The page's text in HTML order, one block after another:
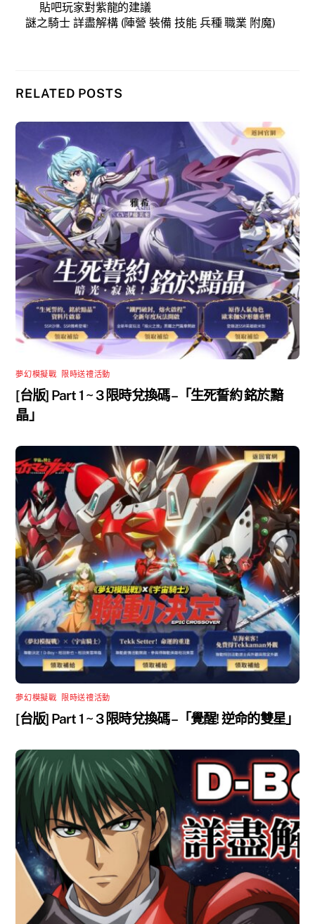
貼吧玩家對紫龍的建議
謎之騎士 詳盡解構 (陣營 裝備 技能 兵種 職業 附魔)
RELATED POSTS
夢幻模擬戰 限時送禮活動
[台版] Part 1 ~ 3 限時兌換碼 –「生死誓約 銘於黯
晶」
夢幻模擬戰 限時送禮活動
[台版] Part 1 ~ 3 限時兌換碼 –「覺醒! 逆命的雙星」